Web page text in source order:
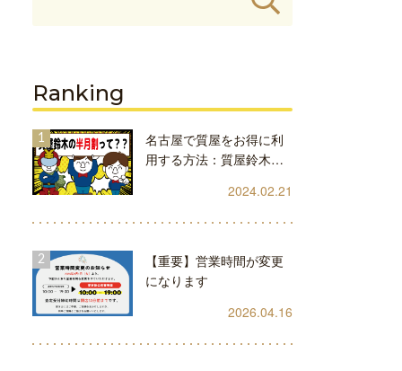
Ranking
名古屋で質屋をお得に利
用する方法：質屋鈴木…
2024.02.21
【重要】営業時間が変更
になります
2026.04.16